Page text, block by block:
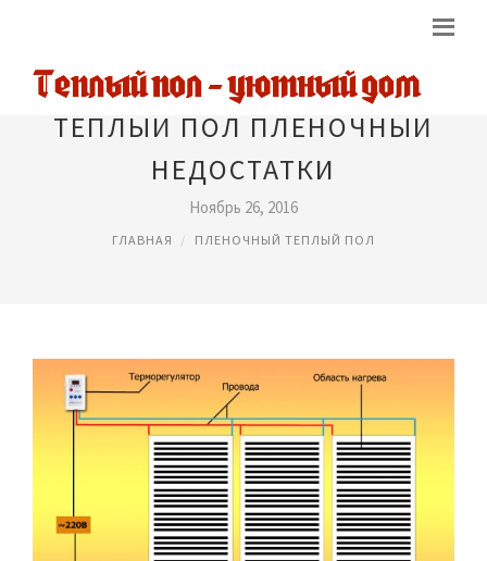
ТЕПЛЫЙ ПОЛ ПЛЕНОЧНЫЙ
НЕДОСТАТКИ
Ноябрь 26, 2016
ГЛАВНАЯ ПЛЕНОЧНЫЙ ТЕПЛЫЙ ПОЛ